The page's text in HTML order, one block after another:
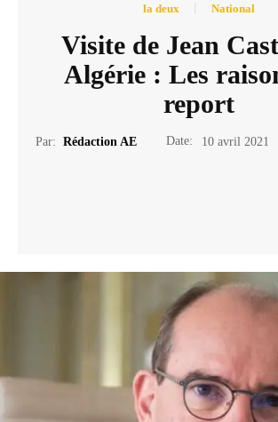
la deux National
Visite de Jean
Algérie : Les
report
Par: Rédaction AE Date: 10 avril 2021